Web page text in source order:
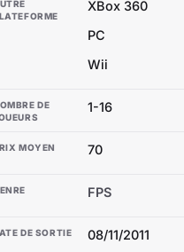
XBox 360
PC
Wii
DE
1-16
MOYEN 70
FPS
DE SORTIE 08/11/2011